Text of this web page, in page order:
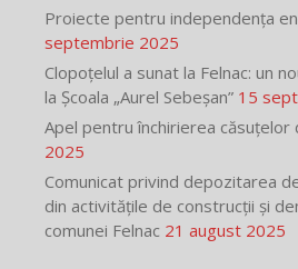
Proiecte pentru independența
septembrie 2025
Clopoțelul a sunat la Felnac: un
la Școala „Aurel Sebeșan” 15
Apel pentru închirierea căsuțelor
2025
Comunicat privind depozitarea
din activitățile de construcții și
comunei Felnac 21 august 2025